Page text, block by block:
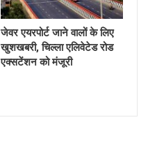
जेवर एयरपोर्ट जाने वालों के लिए
खुशखबरी, चिल्ला एलिवेटेड रोड
एक्सटेंशन को मंजूरी